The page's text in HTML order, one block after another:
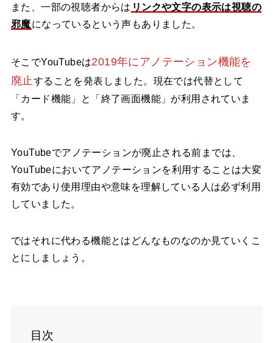
また、一部の視聴者からは リンクや文字の表示は視聴の
邪魔になっているという声もありました。
そこでYouTubeは2019年にアノテーション機能を
廃止することを発表しました。現在では代替として
「カード機能」と「終了画面機能」が利用されていま
す。
YouTubeでアノテーションが廃止される前までは、
YouTubeにおいてアノテーションを利用することは大変
有効であり使用理由や意味を理解している人は必ず利用
していました。
ではそれに代わる機能とはどんなものなのか見ていくこ
とにしましょう。
目次